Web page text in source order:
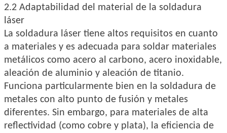
2.2 Adaptabilidad del material de la soldadura
láser
La soldadura láser tiene altos requisitos en cuanto
a materiales y es adecuada para soldar materiales
metálicos como acero al carbono, acero inoxidable,
aleación de aluminio y aleación de titanio.
Funciona particularmente bien en la soldadura de
metales con alto punto de fusión y metales
diferentes. Sin embargo, para materiales de alta
reflectividad (como cobre y plata), la eficiencia de